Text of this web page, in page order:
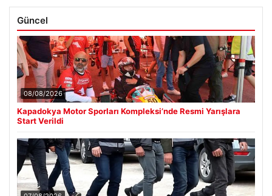
Güncel
08/08/2026
Kapadokya Motor Sporları Kompleksi’nde Resmi Yarışlara
Start Verildi